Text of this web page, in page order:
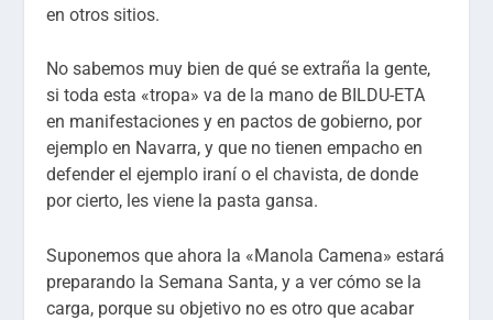
en otros sitios.
No sabemos muy bien de qué se extraña la gente,
si toda esta «tropa» va de la mano de BILDU-ETA
en manifestaciones y en pactos de gobierno, por
ejemplo en Navarra, y que no tienen empacho en
defender el ejemplo iraní o el chavista, de donde
por cierto, les viene la pasta gansa.
Suponemos que ahora la «Manola Camena» estará
preparando la Semana Santa, y a ver cómo se la
carga, porque su objetivo no es otro que acabar